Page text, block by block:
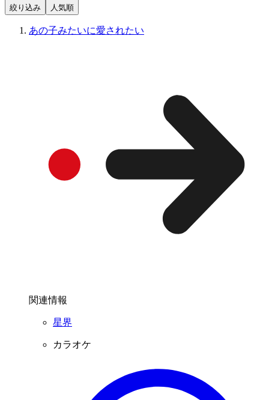
絞り込み 人気順
あの子みたいに愛されたい
関連情報
星界
カラオケ